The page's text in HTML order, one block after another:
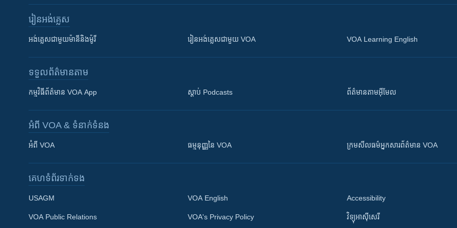
រៀន​​អង់គ្លេស
អង់គ្លេស​ជាមួយ​ម៉ានី​និង​ម៉ូរី រៀន​​​​​​អង់គ្លេស​​ជាមួយ VOA VOA Learning English
ទទួល​ព័ត៌មាន​តាម
កម្មវិធី​ព័ត៌មាន VOA App ស្តាប់ Podcasts ព័ត៌មាន​តាម​អ៊ីមែល
អំពី​ VOA & ទំនាក់ទំនង
អំពី​ VOA ធម្មនុញ្ញ​នៃ VOA ក្រម​​​សីលធម៌​​​អ្នក​​​សារព័ត៌មាន VOA
គេហទំព័រ​​ទាក់ទង
USAGM
VOA Public Relations
VOA English
VOA's Privacy Policy
Accessibility
វិទ្យុ​អាស៊ី​សេរី